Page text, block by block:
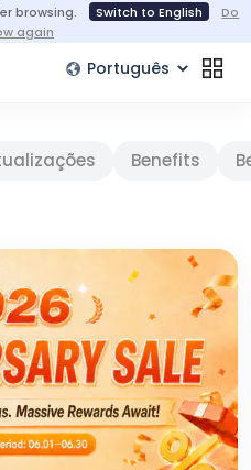
browsing. Switch to English
Do
again
Benefits